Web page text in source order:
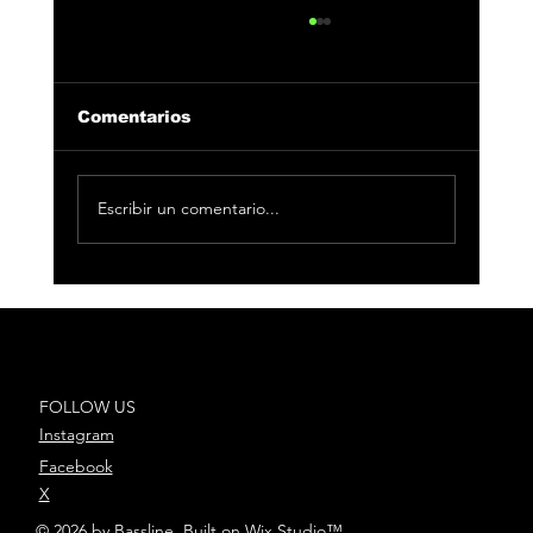
Comentarios
Escribir un comentario...
FOLLOW US
Instagram
Facebook
X